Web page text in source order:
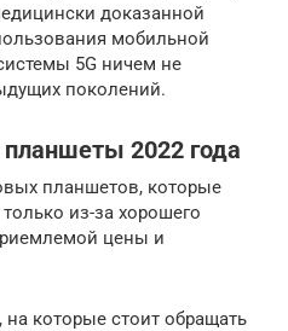
доказанной
мобильной
5G ничем не
поколений.
2022 года
планшетов, которые
из-за хорошего
цены и
которые стоит обращать